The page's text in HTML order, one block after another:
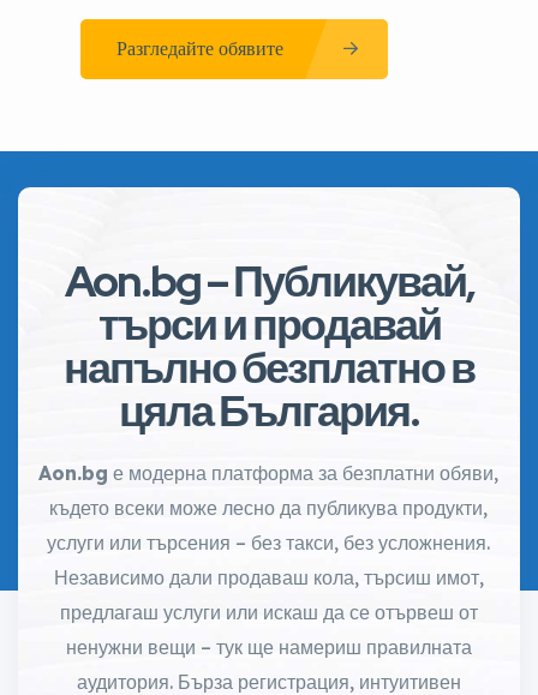
Разгледайте обявите
Aon.bg – Публикувай,
търси и продавай
напълно безплатно в
цяла България.
Aon.bg е модерна платформа за безплатни обяви,
където всеки може лесно да публикува продукти,
услуги или търсения – без такси, без усложнения.
Независимо дали продаваш кола, търсиш имот,
предлагаш услуги или искаш да се отървеш от
ненужни вещи – тук ще намериш правилната
аудитория. Бърза регистрация, интуитивен